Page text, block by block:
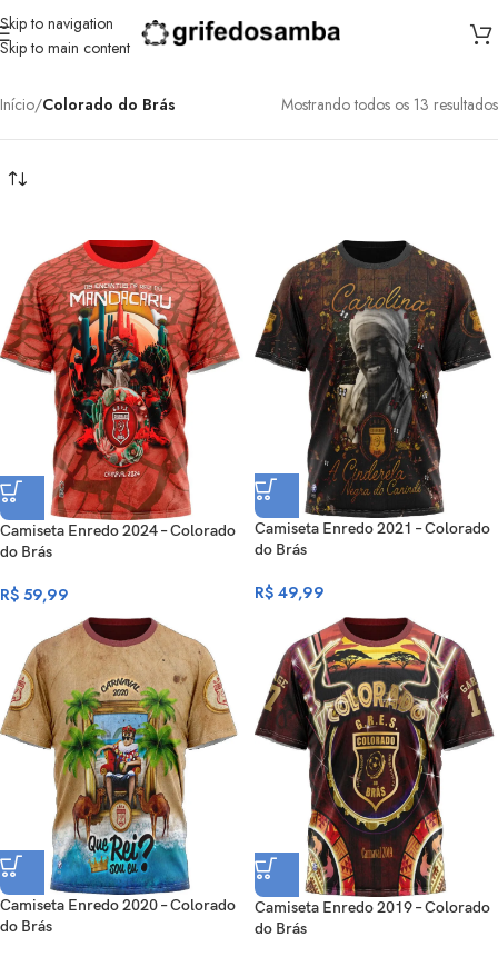
Skip to navigation
Skip to main contentColorado do Brás
Início/Colorado do Brás Mostrando todos os 13 resultados
Camiseta Enredo 2024 – Colorado
do Brás
R$ 59,99
Camiseta Enredo 2021 – Colorado
do Brás
R$ 49,99
Camiseta Enredo 2020 – Colorado
do Brás
Camiseta Enredo 2019 – Colorado
do Brás